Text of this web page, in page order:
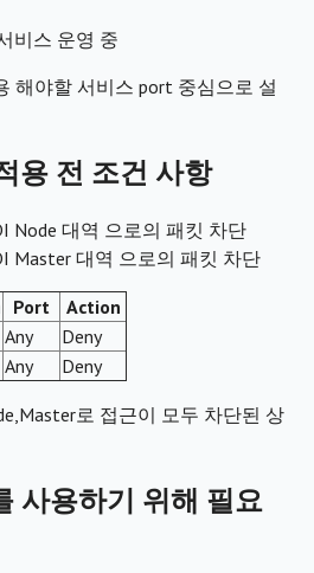
비스 운영 중
해야할 서비스 port 중심으로 설
용 전 조건 사항
Node 대역 으로의 패킷 차단
Master 대역 으로의 패킷 차단
Port
Action
Any
Deny
Any Deny
로 접근이 모두 차단된 상
사용하기 위해 필요